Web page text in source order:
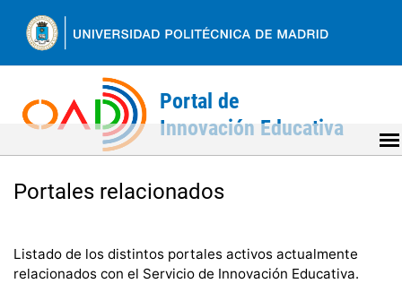
contenido
to
Portales relacionados
Listado de los distintos portales activos actualmente
relacionados con el Servicio de Innovación Educativa.